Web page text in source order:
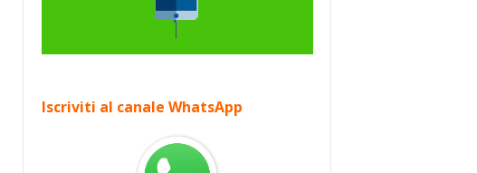
Iscriviti al canale WhatsApp